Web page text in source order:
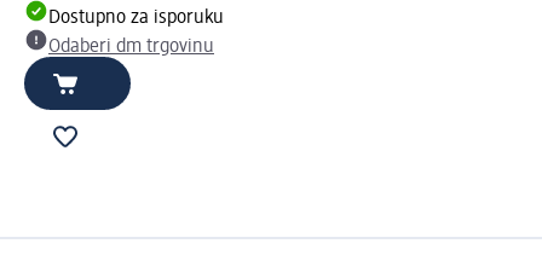
Dostupno za isporuku
Odaberi dm trgovinu